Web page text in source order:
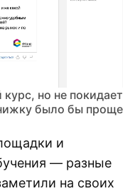
но не покидает
было бы проще
и
— разные
на своих